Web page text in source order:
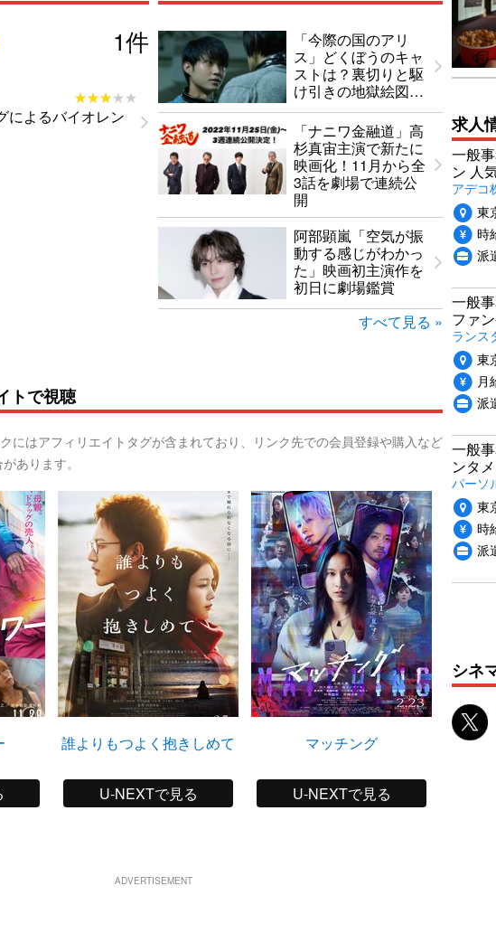
1件
★★★★★
★★★★★
によるバイオレン
「今際の国のアリ
ス」どくぼうのキャ
ストは？裏切りと駆
け引きの地獄絵図…
「ナニワ金融道」高
杉真宙主演で新たに
映画化！11月から全
3話を劇場で連続公
開
阿部顕嵐「空気が振
動する感じがわかっ
た」映画初主演作を
初日に劇場鑑賞
すべて見る »
トで視聴
にはアフィリエイトタグが含まれており、リンク先での会員登録や購入など
あります。
誰よりもつよく抱きしめて
U-NEXTで見る
マッチング
U-NEXTで見る
ADVERTISEMENT
求人
一般
ン 人
アデコ
東
時
派
一般
ファ
ランス
東
月
派
一般
ンタ
パーソ
東
時
派
シネ